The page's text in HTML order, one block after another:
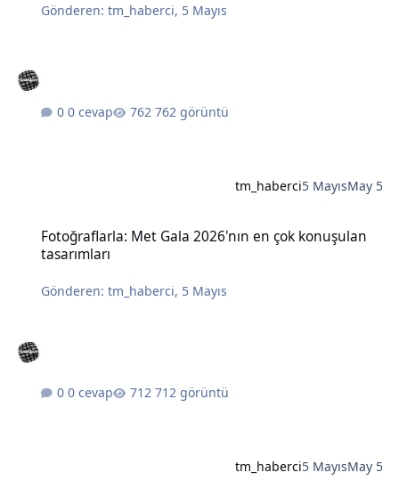
Gönderen:tm_haberci, 5 Mayıs
0 cevap 762 görüntü
tm_haberci5 MayısMay 5
Fotoğraflarla: Met Gala 2026'nın en çok konuşulan
tasarımları
Gönderen:tm_haberci, 5 Mayıs
0 cevap 712 görüntü
tm_haberci5 MayısMay 5